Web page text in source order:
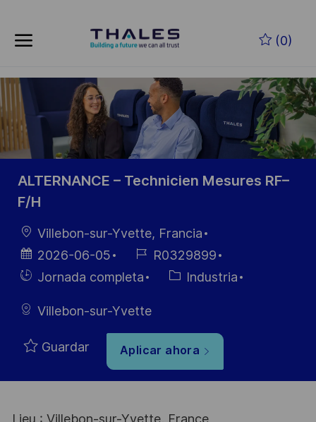
(0)
-
ALTERNANCE – Technicien Mesures RF–
F/H
Ubicación
Villebon-sur-Yvette, Francia
Fecha de
publicación
2026-06-05
ID de
empleo
R0329899
HiringJornada completa Categoría
Industria
Villebon-sur-Yvette
Guardar Aplicar ahora